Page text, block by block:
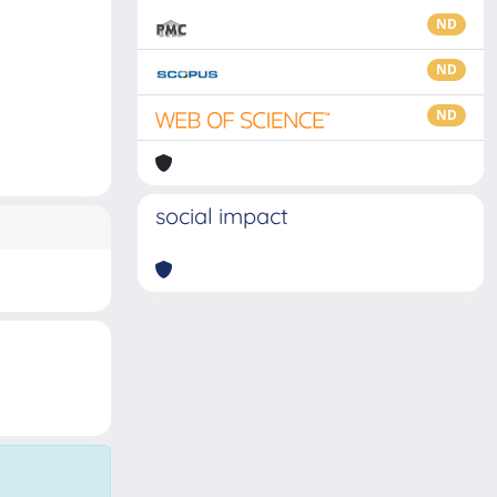
ND
ND
ND
social impact